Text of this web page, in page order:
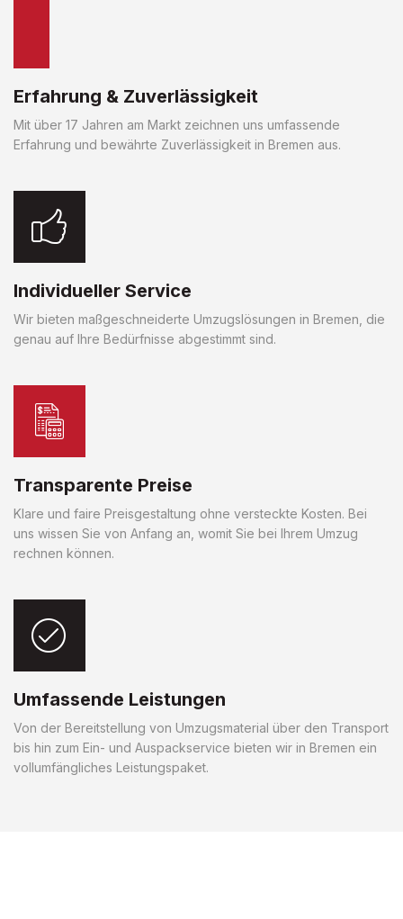
Erfahrung & Zuverlässigkeit
Mit über 17 Jahren am Markt zeichnen uns umfassende
Erfahrung und bewährte Zuverlässigkeit in Bremen aus.
Individueller Service
Wir bieten maßgeschneiderte Umzugslösungen in Bremen, die
genau auf Ihre Bedürfnisse abgestimmt sind.
Transparente Preise
Klare und faire Preisgestaltung ohne versteckte Kosten. Bei
uns wissen Sie von Anfang an, womit Sie bei Ihrem Umzug
rechnen können.
Umfassende Leistungen
Von der Bereitstellung von Umzugsmaterial über den Transport
bis hin zum Ein- und Auspackservice bieten wir in Bremen ein
vollumfängliches Leistungspaket.